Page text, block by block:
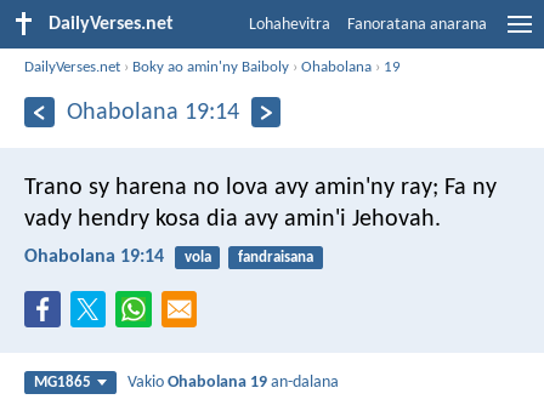
DailyVerses.net Lohahevitra Fanoratana anarana
DailyVerses.net › Boky ao amin'ny Baiboly ›Ohabolana › 19
Ohabolana 19:14
Trano sy harena no lova avy amin'ny ray; Fa ny
vady hendry kosa dia avy amin'i Jehovah.
Ohabolana 19:14 vola fandraisana
MG1865 VakioOhabolana 19 an-dalana